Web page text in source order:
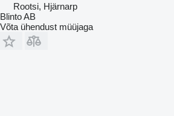
Rootsi, Hjärnarp
Blinto AB
Võta ühendust müüjaga